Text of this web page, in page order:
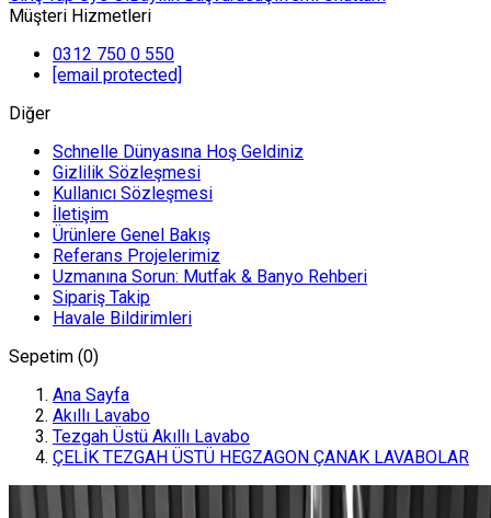
Müşteri Hizmetleri
0312 750 0 550
[email protected]
Diğer
Schnelle Dünyasına Hoş Geldiniz
Gizlilik Sözleşmesi
Kullanıcı Sözleşmesi
İletişim
Ürünlere Genel Bakış
Referans Projelerimiz
Uzmanına Sorun: Mutfak & Banyo Rehberi
Sipariş Takip
Havale Bildirimleri
Sepetim (0)
Ana Sayfa
Akıllı Lavabo
Tezgah Üstü Akıllı Lavabo
ÇELİK TEZGAH ÜSTÜ HEGZAGON ÇANAK LAVABOLAR